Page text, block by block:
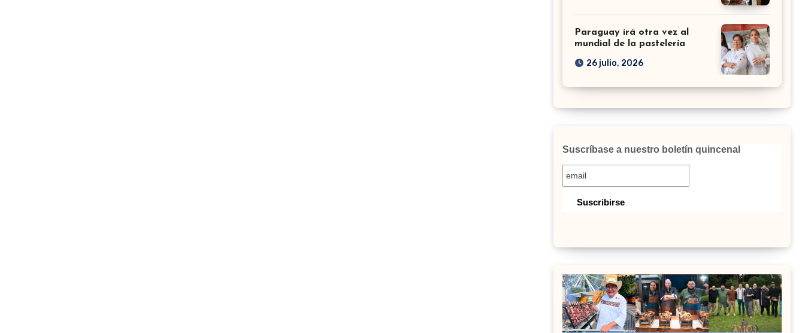
Paraguay irá otra vez al
mundial de la pastelería
26 julio, 2026
Suscríbase a nuestro boletín quincenal